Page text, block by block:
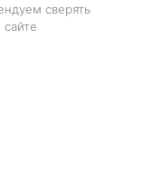
сверять